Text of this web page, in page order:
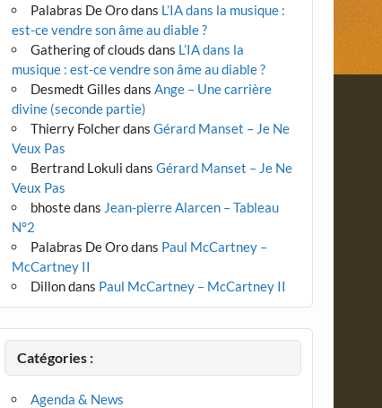
Palabras De Orodans L’IA dans la musique :
est-ce vendre son âme au diable ?
Gathering of clouds dans L’IA dans la
musique : est-ce vendre son âme au diable ?
Desmedt Gilles dansAnge – Une carrière
divine (seconde partie)
Thierry FolcherdansGérard Manset – Je Ne
Veux Pas
Bertrand Lokuli dansGérard Manset – Je Ne
Veux Pas
bhostedans Jean-pierre Alarcen – Tableau
N°2
Palabras De Orodans Paul McCartney –
McCartney II
Dillondans Paul McCartney – McCartney II
Catégories :
Agenda & News